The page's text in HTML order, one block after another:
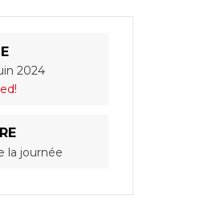
2024
la journée